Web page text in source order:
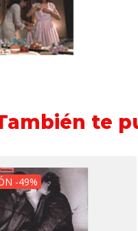
te
-49%